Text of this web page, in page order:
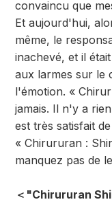
convaincu que
Et aujourd'hui,
même, le
inachevé, et il
aux larmes sur le
l'émotion. «
jamais. Il n'y a
est très satisfait
« Chirururan :
manquez pas de
＜"Chirururan